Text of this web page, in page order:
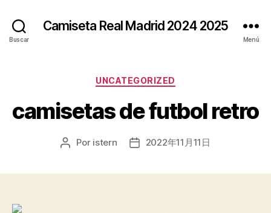
Buscar
Camiseta Real Madrid 2024 2025
Menú
Categorías
UNCATEGORIZED
camisetas de futbol retro
Autor
Por istern
Fecha2022年11月11日